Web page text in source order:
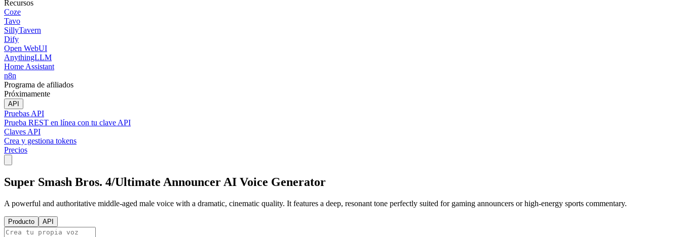
Recursos
Coze
Tavo
SillyTavern
Dify
Open WebUI
AnythingLLM
Home Assistant
n8n
Programa de afiliados
Próximamente
API
Pruebas API
Prueba REST en línea con tu clave API
Claves API
Crea y gestiona tokens
Precios
Super Smash Bros. 4/Ultimate Announcer AI Voice Generator
A powerful and authoritative middle-aged male voice with a dramatic, cinematic quality. It features a deep, resonant tone perfectly suited for gaming announcers or high-energy sports commentary.
Producto API